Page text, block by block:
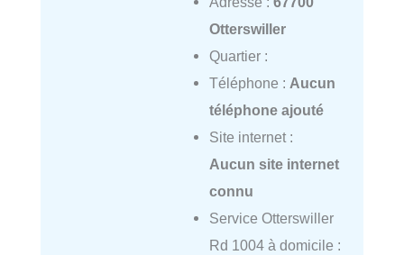
Otterswiller
Quartier :
Téléphone : Aucun
téléphone ajouté
Site internet :
Aucun site internet
connu
Service Otterswiller
Rd 1004 à domicile :